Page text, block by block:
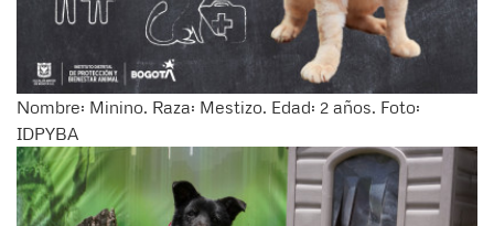
Nombre: Minino. Raza: Mestizo. Edad: 2 años. Foto:
IDPYBA